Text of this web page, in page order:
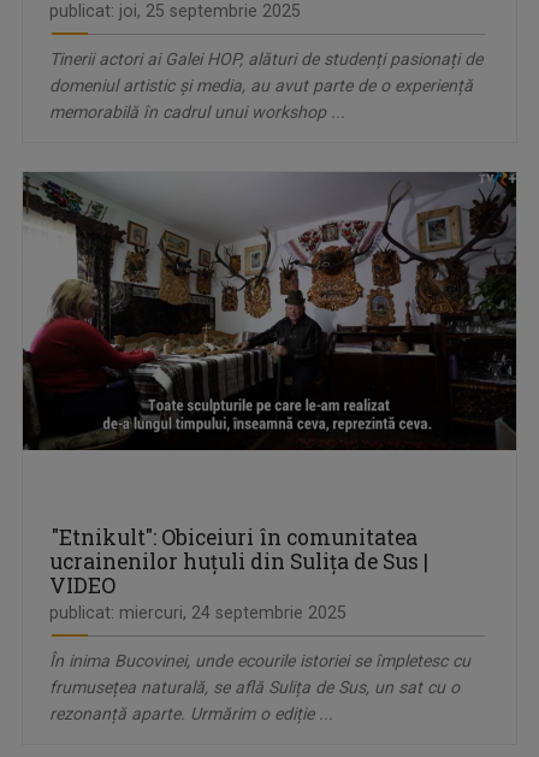
publicat: joi, 25 septembrie 2025
Tinerii actori ai Galei HOP, alături de studenți pasionați de
domeniul artistic și media, au avut parte de o experiență
memorabilă în cadrul unui workshop ...
"Etnikult": Obiceiuri în comunitatea
ucrainenilor huțuli din Sulița de Sus |
VIDEO
publicat: miercuri, 24 septembrie 2025
În inima Bucovinei, unde ecourile istoriei se împletesc cu
frumusețea naturală, se află Sulița de Sus, un sat cu o
rezonanță aparte. Urmărim o ediție ...